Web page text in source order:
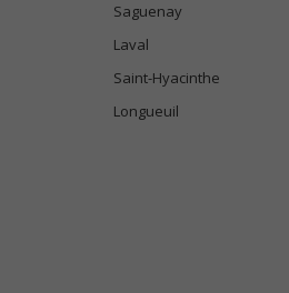
Saguenay
Laval
Saint-Hyacinthe
Longueuil